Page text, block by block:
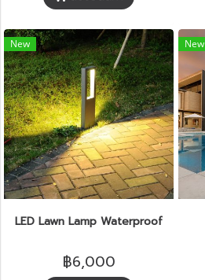
New
LED Lawn Lamp Waterproof
฿6,000
New